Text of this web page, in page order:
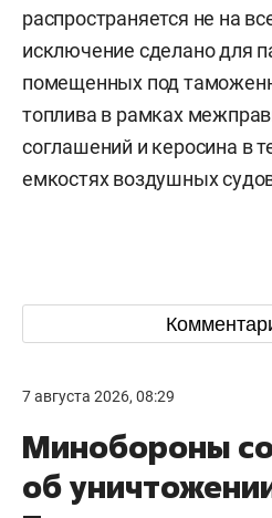
распространяется не на
исключение сделано для
помещенных под
топлива в рамках
соглашений и керосина в
емкостях воздушных
7 августа 2026, 08:29
Минобороны
об